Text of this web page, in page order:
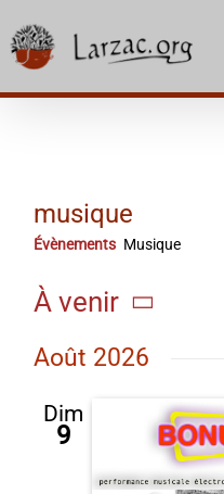
to
content
musique
Évènements Musique
À venir
une
Août 2026
Dim
9